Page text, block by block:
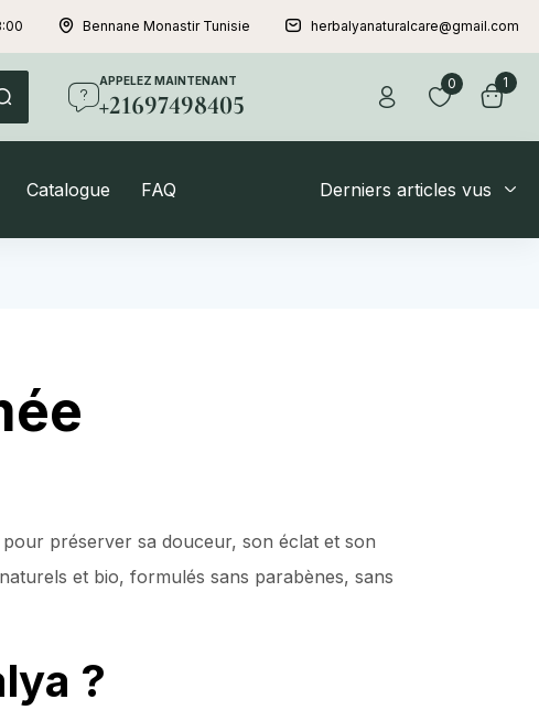
Bennane Monastir Tunisie herbalyanaturalcare@gmail.com
APPELEZ MAINTENANT
+21697498405
0 1
Catalogue FAQ Derniers articles vus
préserver sa douceur, son éclat et son
et bio, formulés sans parabènes, sans
?